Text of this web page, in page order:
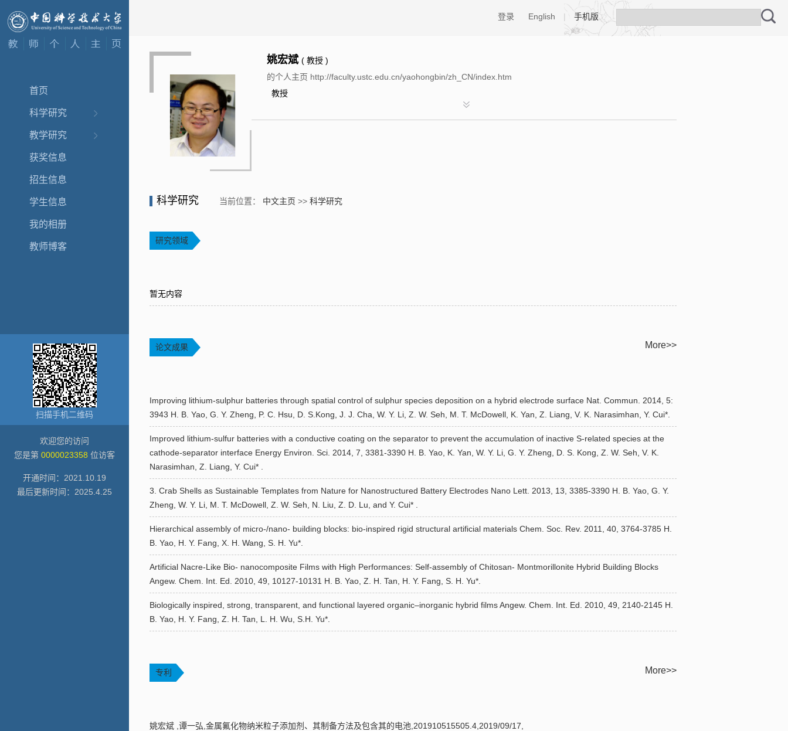
首页
科学研究
教学研究
获奖信息
招生信息
学生信息
我的相册
教师博客
扫描手机二维码
欢迎您的访问
您是第 0000023358 位访客
开通时间： 2021 10 19
最后更新时间： 2025 4 25
登录 English | 手机版
姚宏斌 ( 教授 )
的个人主页 http://faculty.ustc.edu.cn/yaohongbin/zh_CN/index.htm
教授
科学研究 当前位置： 中文主页 >> 科学研究
研究领域
暂无内容
论文成果 More>>
Improving lithium-sulphur batteries through spatial control of sulphur species deposition on a hybrid electrode surface Nat. Commun. 2014, 5:
3943 H. B. Yao, G. Y. Zheng, P. C. Hsu, D. S.Kong, J. J. Cha, W. Y. Li, Z. W. Seh, M. T. McDowell, K. Yan, Z. Liang, V. K. Narasimhan, Y. Cui*.
Improved lithium-sulfur batteries with a conductive coating on the separator to prevent the accumulation of inactive S-related species at the
cathode-separator interface Energy Environ. Sci. 2014, 7, 3381-3390 H. B. Yao, K. Yan, W. Y. Li, G. Y. Zheng, D. S. Kong, Z. W. Seh, V. K.
Narasimhan, Z. Liang, Y. Cui* .
3. Crab Shells as Sustainable Templates from Nature for Nanostructured Battery Electrodes Nano Lett. 2013, 13, 3385-3390 H. B. Yao, G. Y.
Zheng, W. Y. Li, M. T. McDowell, Z. W. Seh, N. Liu, Z. D. Lu, and Y. Cui* .
Hierarchical assembly of micro-/nano- building blocks: bio-inspired rigid structural artificial materials Chem. Soc. Rev. 2011, 40, 3764-3785 H.
B. Yao, H. Y. Fang, X. H. Wang, S. H. Yu*.
Artificial Nacre-Like Bio- nanocomposite Films with High Performances: Self-assembly of Chitosan- Montmorillonite Hybrid Building Blocks
Angew. Chem. Int. Ed. 2010, 49, 10127-10131 H. B. Yao, Z. H. Tan, H. Y. Fang, S. H. Yu*.
Biologically inspired, strong, transparent, and functional layered organic–inorganic hybrid films Angew. Chem. Int. Ed. 2010, 49, 2140-2145 H.
B. Yao, H. Y. Fang, Z. H. Tan, L. H. Wu, S.H. Yu*.
专利 More>>
姚宏斌 ,谭一弘,金属氟化物纳米粒子添加剂、其制备方法及包含其的电池,201910515505.4,2019/09/17,